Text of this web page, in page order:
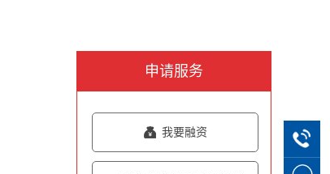
申请服务
我要融资